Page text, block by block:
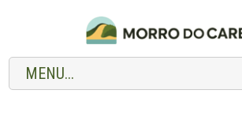
MENU...